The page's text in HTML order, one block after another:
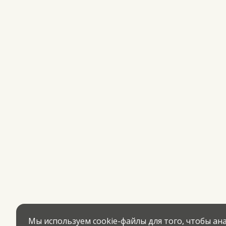
Мы используем cookie-файлы для того, чтобы